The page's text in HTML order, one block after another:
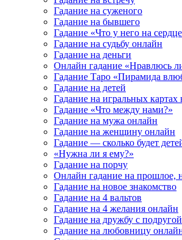
Гадание на суженого
Гадание на бывшего
Гадание «Что у него на
Гадание на судьбу онлайн
Гадание на деньги
Онлайн гадание «Нравлюсь
Гадание Таро «Пирамида
Гадание на детей
Гадание на игральных
Гадание «Что между нами?»
Гадание на мужа онлайн
Гадание на женщину онлайн
Гадание — сколько будет
«Нужна ли я ему?»
Гадание на порчу
Онлайн гадание на прошлое,
Гадание на новое знакомство
Гадание на 4 вальтов
Гадание на 4 желания онлайн
Гадание на дружбу с подругой
Гадание на любовницу